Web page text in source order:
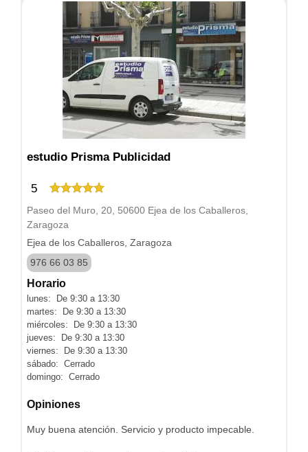
estudio Prisma Publicidad
5
Paseo del Muro, 20, 50600 Ejea de los Caballeros,
Zaragoza
Ejea de los Caballeros, Zaragoza
976 66 03 85
Horario
lunes: De 9:30 a 13:30
martes: De 9:30 a 13:30
miércoles: De 9:30 a 13:30
jueves: De 9:30 a 13:30
viernes: De 9:30 a 13:30
sábado: Cerrado
domingo: Cerrado
Opiniones
Muy buena atención. Servicio y producto impecable.